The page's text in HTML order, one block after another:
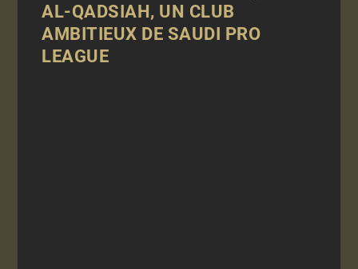
AL-QADSIAH, UN CLUB
AMBITIEUX DE SAUDI PRO
LEAGUE